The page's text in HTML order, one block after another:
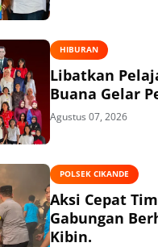
HIBURAN
Libatkan
Buana Gelar
Agustus 07, 2026
POLSEK CIKANDE
Aksi Cepat
Gabungan
Kibin.